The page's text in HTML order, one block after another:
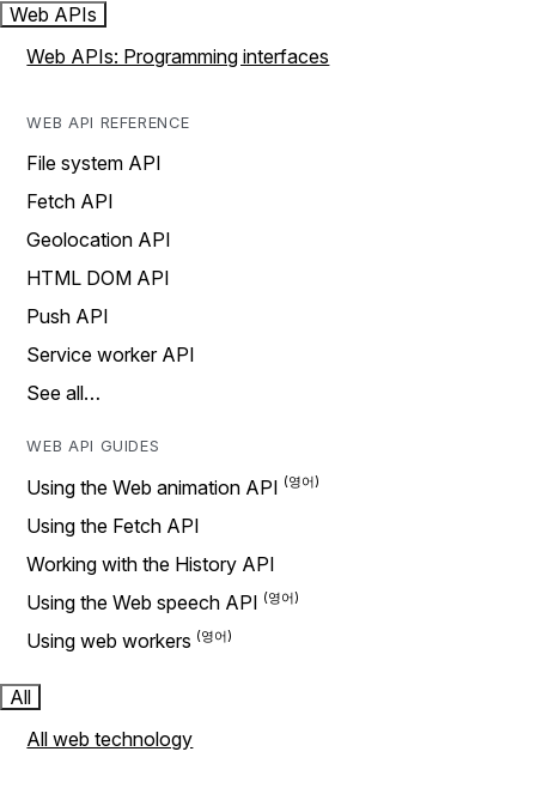
Web APIs
Web APIs: Programming interfaces
WEB API REFERENCE
File system API
Fetch API
Geolocation API
HTML DOM API
Push API
Service worker API
See all…
WEB API GUIDES
Using the Web animation API
Using the Fetch API
Working with the History API
Using the Web speech API
Using web workers
All
All web technology